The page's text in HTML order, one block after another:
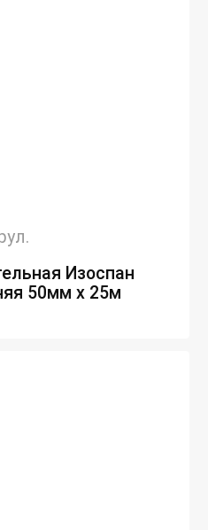
Изоспан
50мм х 25м